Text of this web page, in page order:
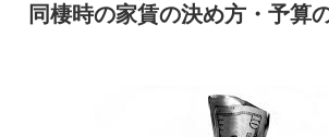
同棲時の家賃の決め方・予算